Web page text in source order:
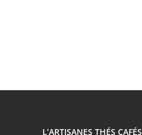
L’ARTISANES THÉS CAFÉS